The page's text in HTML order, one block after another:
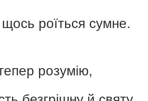
роїться сумне.
розумію,